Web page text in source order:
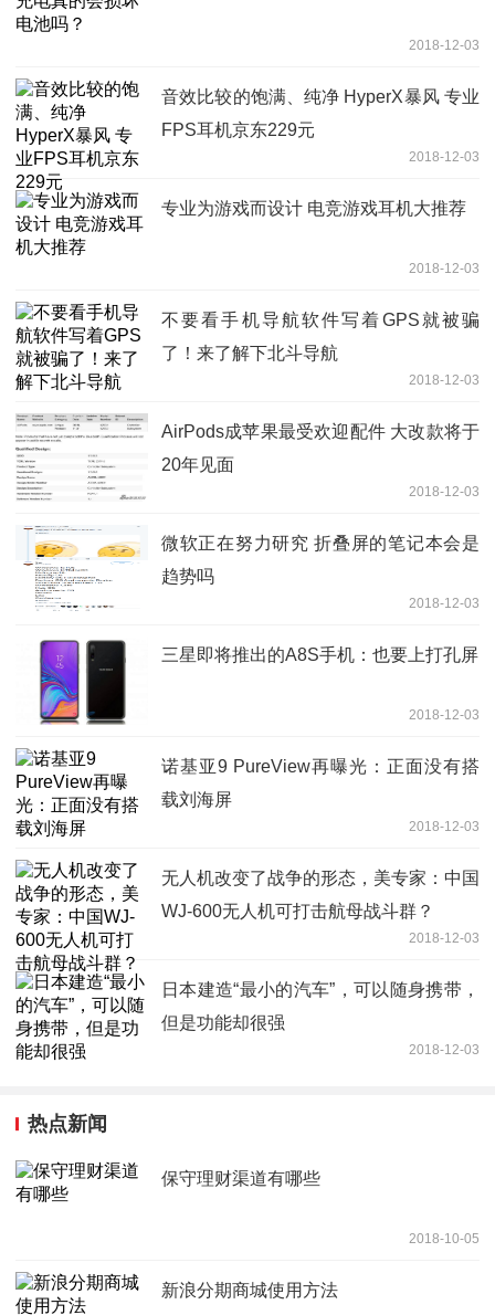
2018-12-03
音效比较的饱满、纯净 HyperX暴风 专业
FPS耳机京东229元
2018-12-03
专业为游戏而设计 电竞游戏耳机大推荐
2018-12-03
不要看手机导航软件写着GPS就被骗
了！来了解下北斗导航
2018-12-03
AirPods成苹果最受欢迎配件 大改款将于
20年见面
2018-12-03
微软正在努力研究 折叠屏的笔记本会是
趋势吗
2018-12-03
三星即将推出的A8S手机：也要上打孔屏
2018-12-03
诺基亚9 PureView再曝光：正面没有搭
载刘海屏
2018-12-03
无人机改变了战争的形态，美专家：中国
WJ-600无人机可打击航母战斗群？
2018-12-03
日本建造“最小的汽车”，可以随身携带，
但是功能却很强
2018-12-03
热点新闻
保守理财渠道有哪些
2018-10-05
新浪分期商城使用方法